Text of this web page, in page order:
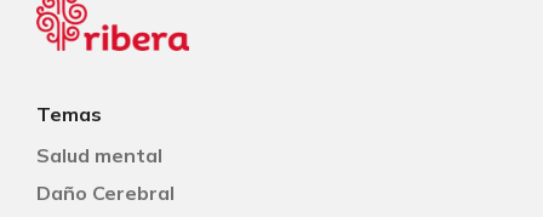
Temas
Salud mental
Daño Cerebral